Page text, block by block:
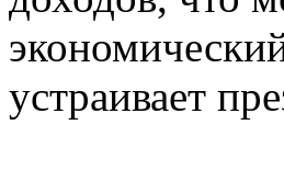
устраивает